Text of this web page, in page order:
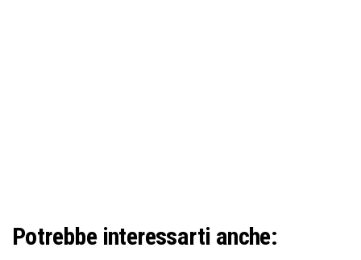
Potrebbe interessarti anche: